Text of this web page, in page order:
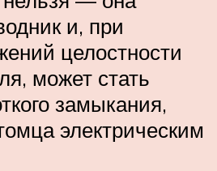
и, при
целостности
может стать
замыкания,
электрическим